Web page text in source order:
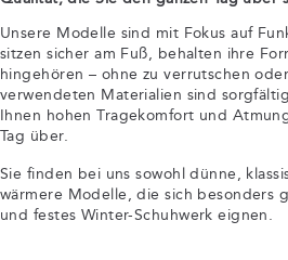
Unsere Modelle sind mit Fokus auf
sitzen sicher am Fuß, behalten ihre
hingehören – ohne zu verrutschen
verwendeten Materialien sind
Ihnen hohen Tragekomfort und
Tag über.
Sie finden bei uns sowohl dünne,
wärmere Modelle, die sich besonders
und festes Winter-Schuhwerk eignen.